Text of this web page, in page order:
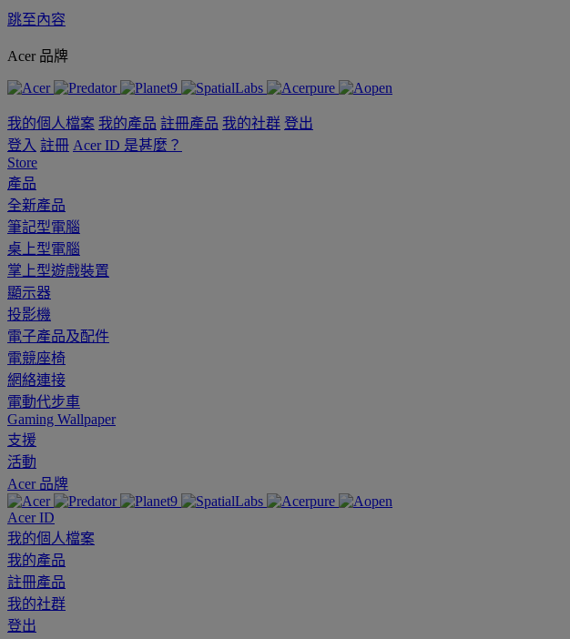
跳至內容
Acer 品牌
我的個人檔案 我的產品 註冊產品 我的社群 登出
登入 註冊 Acer ID 是甚麼？
Store
產品
全新產品
筆記型電腦
桌上型電腦
掌上型遊戲裝置
顯示器
投影機
電子產品及配件
電競座椅
網絡連接
電動代步車
Gaming Wallpaper
支援
活動
Acer 品牌
Acer ID
我的個人檔案
我的產品
註冊產品
我的社群
登出